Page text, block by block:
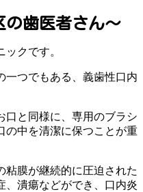
の歯医者さん～
クです。
一つでもある、義歯性口内
口と同様に、専用のブラシ
の中を清潔に保つことが重
粘膜が継続的に圧迫された
、潰瘍などができ、口内炎